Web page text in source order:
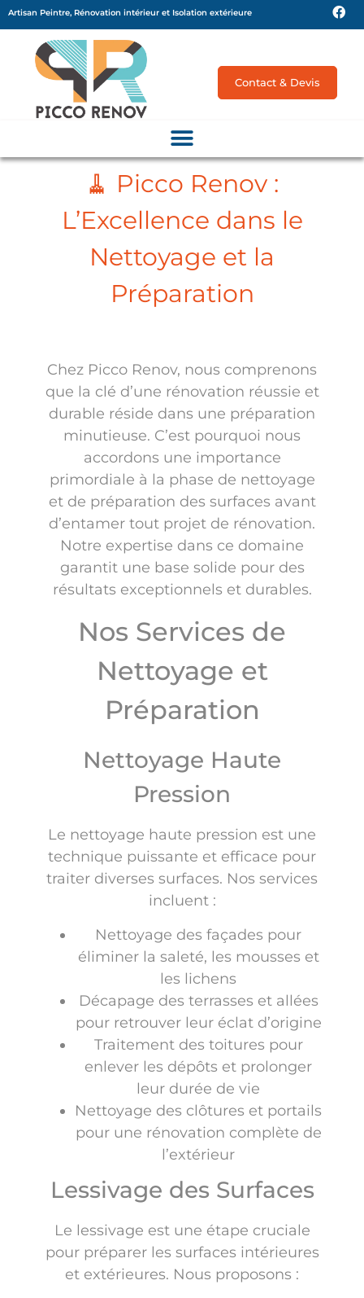
Artisan Peintre, Rénovation intérieur et Isolation extérieure
Contact & Devis
🧹 Picco Renov :
L’Excellence dans le
Nettoyage et la
Préparation
Chez Picco Renov, nous comprenons
que la clé d’une rénovation réussie et
durable réside dans une préparation
minutieuse. C’est pourquoi nous
accordons une importance
primordiale à la phase de nettoyage
et de préparation des surfaces avant
d’entamer tout projet de rénovation.
Notre expertise dans ce domaine
garantit une base solide pour des
résultats exceptionnels et durables.
Nos Services de
Nettoyage et
Préparation
Nettoyage Haute
Pression
Le nettoyage haute pression est une
technique puissante et efficace pour
traiter diverses surfaces. Nos services
incluent :
Nettoyage des façades pour
éliminer la saleté, les mousses et
les lichens
Décapage des terrasses et allées
pour retrouver leur éclat d’origine
Traitement des toitures pour
enlever les dépôts et prolonger
leur durée de vie
Nettoyage des clôtures et portails
pour une rénovation complète de
l’extérieur
Lessivage des Surfaces
Le lessivage est une étape cruciale
pour préparer les surfaces intérieures
et extérieures. Nous proposons :